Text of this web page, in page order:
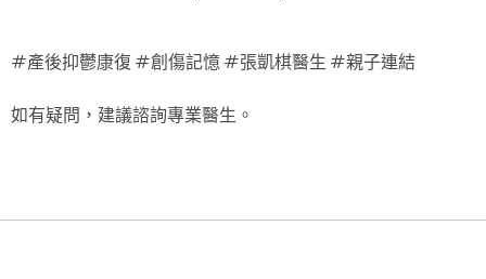
#產後抑鬱康復 #創傷記憶 #張凱棋醫生 #親子連結
如有疑問，建議諮詢專業醫生。